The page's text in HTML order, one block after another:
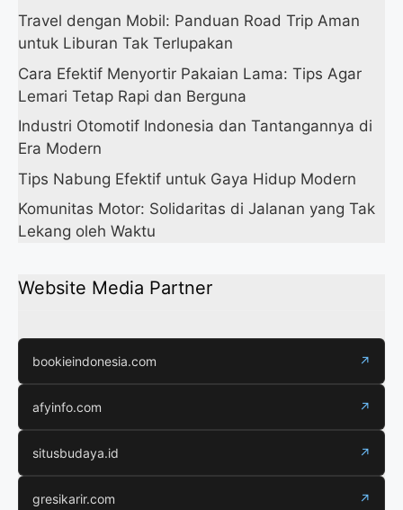
Travel dengan Mobil: Panduan Road Trip Aman
untuk Liburan Tak Terlupakan
Cara Efektif Menyortir Pakaian Lama: Tips Agar
Lemari Tetap Rapi dan Berguna
Industri Otomotif Indonesia dan Tantangannya di
Era Modern
Tips Nabung Efektif untuk Gaya Hidup Modern
Komunitas Motor: Solidaritas di Jalanan yang Tak
Lekang oleh Waktu
Website Media Partner
bookieindonesia.com ↗
afyinfo.com ↗
situsbudaya.id ↗
gresikarir.com ↗